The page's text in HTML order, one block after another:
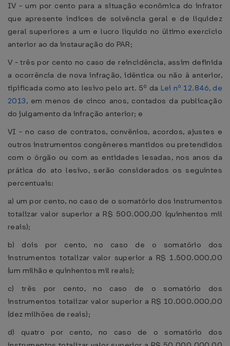
IV - um por cento para a situação econômica do infrator
que apresente índices de solvência geral e de liquidez
geral superiores a um e lucro líquido no último exercício
anterior ao da instauração do PAR;
V - três por cento no caso de reincidência, assim definida
a ocorrência de nova infração, idêntica ou não à anterior,
tipificada como ato lesivo pelo art. 5º da Lei nº 12.846, de
2013, em menos de cinco anos, contados da publicação
do julgamento da infração anterior; e
VI - no caso de contratos, convênios, acordos, ajustes e
outros instrumentos congêneres mantidos ou pretendidos
com o órgão ou com as entidades lesadas, nos anos da
prática do ato lesivo, serão considerados os seguintes
percentuais:
a) um por cento, no caso de o somatório dos instrumentos
totalizar valor superior a R$ 500.000,00 (quinhentos mil
reais);
b) dois por cento, no caso de o somatório dos
instrumentos totalizar valor superior a R$ 1.500.000,00
(um milhão e quinhentos mil reais);
c) três por cento, no caso de o somatório dos
instrumentos totalizar valor superior a R$ 10.000.000,00
(dez milhões de reais);
d) quatro por cento, no caso de o somatório dos